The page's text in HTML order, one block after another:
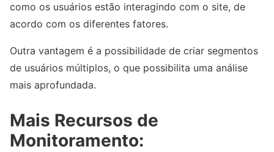
como os usuários estão interagindo com o site, de
acordo com os diferentes fatores.
Outra vantagem é a possibilidade de criar segmentos
de usuários múltiplos, o que possibilita uma análise
mais aprofundada.
Mais Recursos de
Monitoramento: